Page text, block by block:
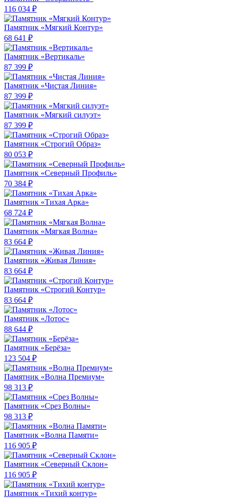
116 034 ₽
Памятник «Мягкий Контур»
68 641 ₽
Памятник «Вертикаль»
87 399 ₽
Памятник «Чистая Линия»
87 399 ₽
Памятник «Мягкий силуэт»
87 399 ₽
Памятник «Строгий Образ»
80 053 ₽
Памятник «Северный Профиль»
70 384 ₽
Памятник «Тихая Арка»
68 724 ₽
Памятник «Мягкая Волна»
83 664 ₽
Памятник «Живая Линия»
83 664 ₽
Памятник «Строгий Контур»
83 664 ₽
Памятник «Лотос»
88 644 ₽
Памятник «Берёза»
123 504 ₽
Памятник «Волна Премиум»
98 313 ₽
Памятник «Срез Волны»
98 313 ₽
Памятник «Волна Памяти»
116 905 ₽
Памятник «Северный Склон»
116 905 ₽
Памятник «Тихий контур»